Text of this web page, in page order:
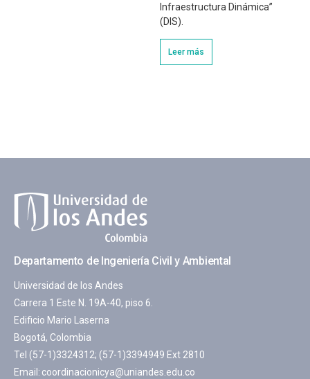
Infraestructura Dinámica”
(DIS).
Leer más
Departamento de Ingeniería Civil y Ambiental
Universidad de los Andes
Carrera 1 Este N. 19A-40, piso 6.
Edificio Mario Laserna
Bogotá, Colombia
Tel (57-1)3324312; (57-1)3394949 Ext 2810
Email: coordinacionicya@uniandes.edu.co